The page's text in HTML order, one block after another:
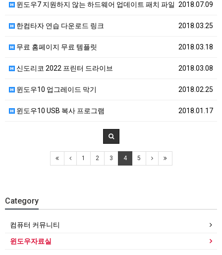
2018.07.09
윈도우7 지원하지 않는 하드웨어 업데이트 패치 파일
2018.03.25
한컴타자 연습 다운로드 링크
2018.03.18
무료 홈페이지 무료 템플릿
2018.03.08
신도리코 2022 프린터 드라이브
2018.02.25
윈도우10 업그레이드 막기
2018.01.17
윈도우10 USB 복사 프로그램
1 2 3 4 5
Category
컴퓨터 커뮤니티
윈도우자료실